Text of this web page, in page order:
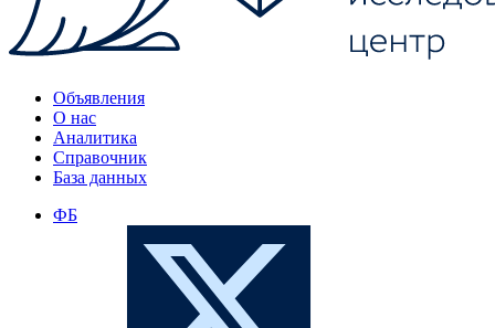
Объявления
О нас
Аналитика
Справочник
База данных
ФБ